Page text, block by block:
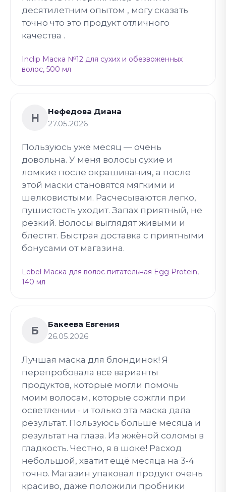
десятилетним опытом , могу сказать
точно что это продукт отличного
качества .
Inclip Маска №12 для сухих и обезвоженных
волос, 500 мл
Н
Нефедова Диана
27.05.2026
Пользуюсь уже месяц — очень
довольна. У меня волосы сухие и
ломкие после окрашивания, а после
этой маски становятся мягкими и
шелковистыми. Расчесываются легко,
пушистость уходит. Запах приятный, не
резкий. Волосы выглядят живыми и
блестят. Быстрая доставка с приятными
бонусами от магазина.
Lebel Маска для волос питательная Egg Protein,
140 мл
Б
Бакеева Евгения
26.05.2026
Лучшая маска для блондинок! Я
перепробовала все варианты
продуктов, которые могли помочь
моим волосам, которые сожгли при
осветлении - и только эта маска дала
результат. Пользуюсь больше месяца и
результат на глаза. Из жжёной соломы в
гладкость. Честно, я в шоке! Расход
небольшой, хватит ещё месяца на 3-4
точно. Магазин упаковал продукт очень
красиво, даже положили пробники